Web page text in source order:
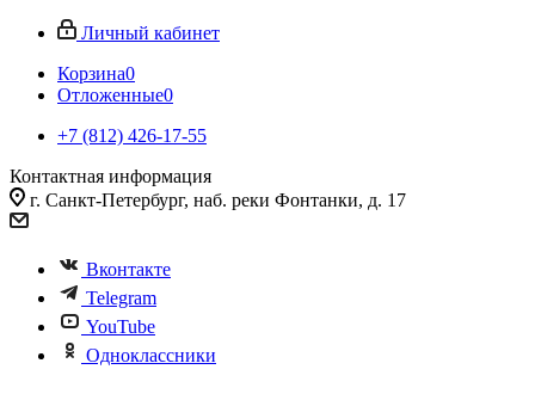
Личный кабинет
Корзина0
Отложенные0
+7 (812) 426-17-55
Контактная информация
г. Санкт-Петербург, наб. реки Фонтанки, д. 17
Вконтакте
Telegram
YouTube
Одноклассники